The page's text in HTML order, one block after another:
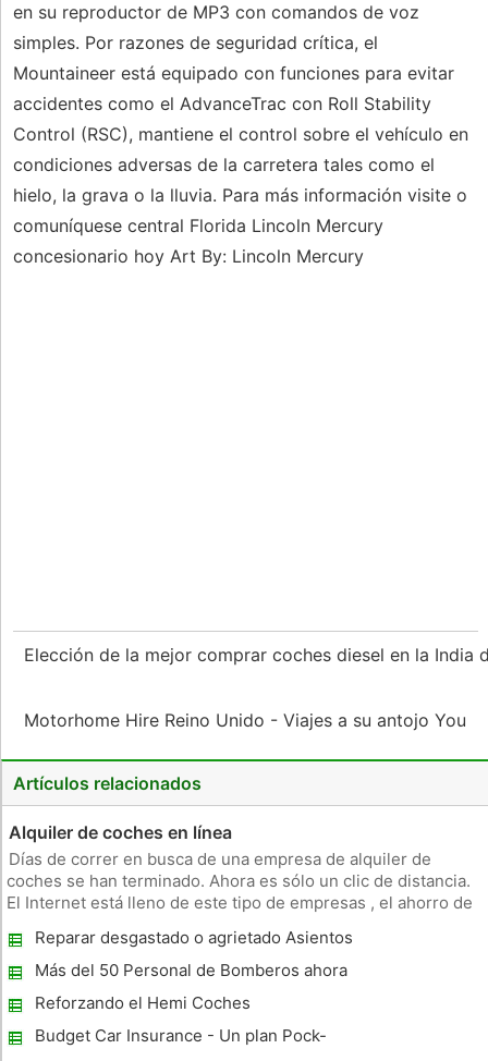
en su reproductor de MP3 con comandos de voz
simples. Por razones de seguridad crítica, el
Mountaineer está equipado con funciones para evitar
accidentes como el AdvanceTrac con Roll Stability
Control (RSC), mantiene el control sobre el vehículo en
condiciones adversas de la carretera tales como el
hielo, la grava o la lluvia. Para más información visite o
comuníquese central Florida Lincoln Mercury
concesionario hoy Art By: Lincoln Mercury
Elección de la mejor comprar coches diesel en la India
Motorhome Hire Reino Unido - Viajes a su antojo You
Artículos relacionados
Alquiler de coches en línea
Días de correr en busca de una empresa de alquiler de
coches se han terminado. Ahora es sólo un clic de distancia.
El Internet está lleno de este tipo de empresas , el ahorro de
el contrario se puede llamar a las empresas de alquiler de c
Reparar desgastado o agrietado Asientos
de piel
Más del 50 Personal de Bomberos ahora
utiliza Toyota Avensis Diesel Cars
Reforzando el Hemi Coches
Budget Car Insurance - Un plan Pock-